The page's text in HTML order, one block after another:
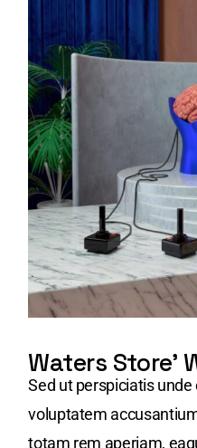
Waters Store'
Sed ut perspiciatis
voluptatem
totam rem aperiam,